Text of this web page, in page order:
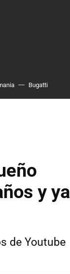
Bugatti
y ya
de Youtube